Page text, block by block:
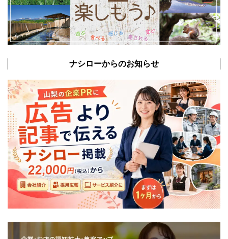
ナシローからのお知らせ